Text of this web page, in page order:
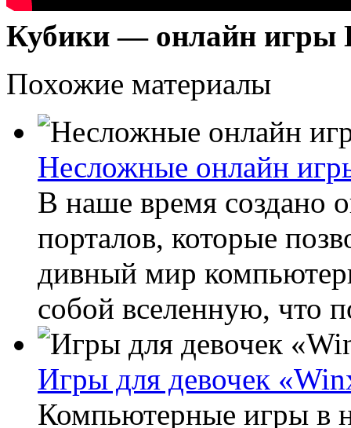
Кубики — онлайн игры
Похожие материалы
Несложные онлайн
В наше время создано
порталов, которые
дивный мир
собой вселенную, что
Игры для девочек
Компьютерные игры в